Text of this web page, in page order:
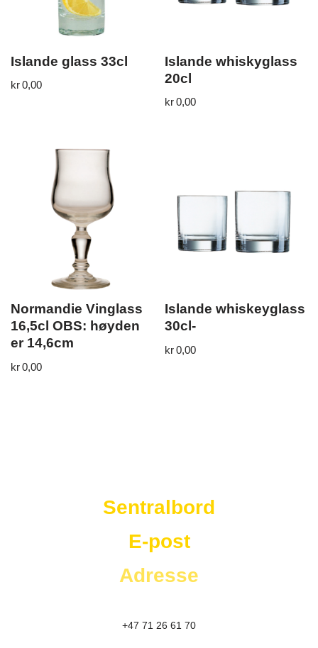
Islande glass 33cl
kr0,00
Islande whiskyglass
20cl
kr0,00
Normandie Vinglass
16,5cl OBS: høyden
er 14,6cm
kr0,00
Islande whiskeyglass
30cl-
kr0,00
Sentralbord
E-post
Adresse
+47 71 26 61 70